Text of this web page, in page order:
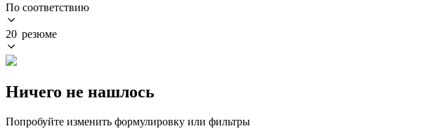
По соответствию
20 резюме
Ничего не нашлось
Попробуйте изменить формулировку или фильтры